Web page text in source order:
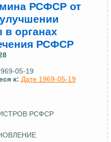
РСФСР от
в органах
РСФСР
05-19
к: Дате 1969-05-19
РСФСР